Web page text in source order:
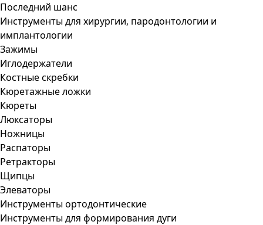
Последний шанс
Инструменты для хирургии, пародонтологии и
имплантологии
Зажимы
Иглодержатели
Костные скребки
Кюретажные ложки
Кюреты
Люксаторы
Ножницы
Распаторы
Ретракторы
Щипцы
Элеваторы
Инструменты ортодонтические
Инструменты для формирования дуги